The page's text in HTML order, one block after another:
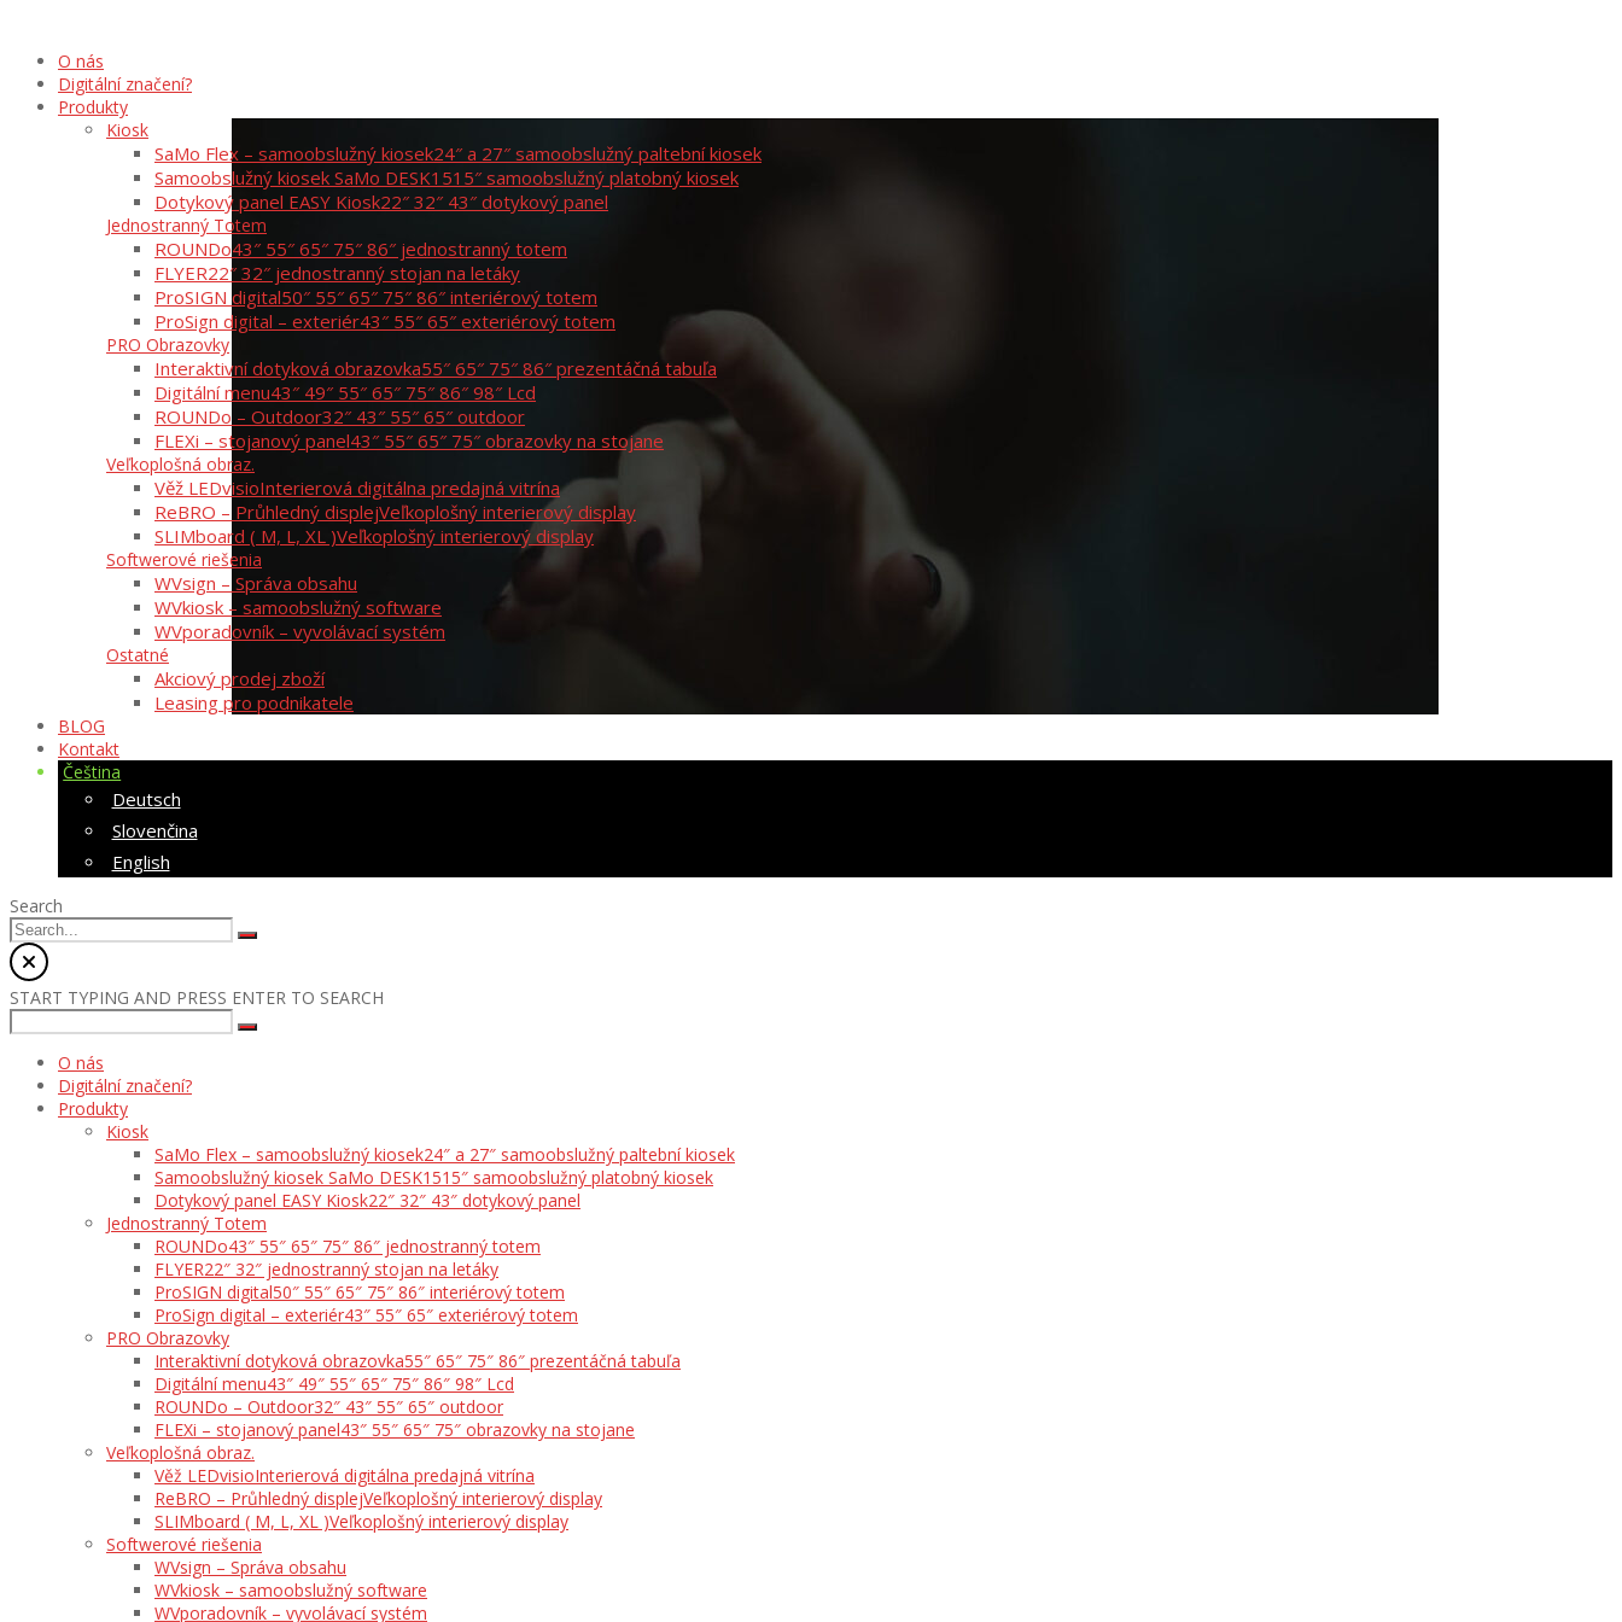
O nás
Digitální značení?
Produkty
Kiosk
SaMo Flex – samoobslužný kiosek24″ a 27″ samoobslužný paltební kiosek
Samoobslužný kiosek SaMo DESK1515″ samoobslužný platobný kiosek
Dotykový panel EASY Kiosk22″ 32″ 43″ dotykový panel
Jednostranný Totem
ROUNDo43″ 55″ 65″ 75″ 86″ jednostranný totem
FLYER22″ 32″ jednostranný stojan na letáky
ProSIGN digital50″ 55″ 65″ 75″ 86″ interiérový totem
ProSign digital – exteriér43″ 55″ 65″ exteriérový totem
PRO Obrazovky
Interaktivní dotyková obrazovka55″ 65″ 75″ 86″ prezentáčná tabuľa
Digitální menu43″ 49″ 55″ 65″ 75″ 86″ 98″ Lcd
ROUNDo – Outdoor32″ 43″ 55″ 65″ outdoor
FLEXi – stojanový panel43″ 55″ 65″ 75″ obrazovky na stojane
Veľkoplošná obraz.
Věž LEDvisioInterierová digitálna predajná vitrína
ReBRO – Průhledný displejVeľkoplošný interierový display
SLIMboard ( M, L, XL )Veľkoplošný interierový display
Softwerové riešenia
WVsign – Správa obsahu
WVkiosk – samoobslužný software
WVporadovník – vyvolávací systém
Ostatné
Akciový prodej zboží
Leasing pro podnikatele
BLOG
Kontakt
Čeština
Deutsch
Slovenčina
English
Search
START TYPING AND PRESS ENTER TO SEARCH
O nás
Digitální značení?
Produkty
Kiosk
SaMo Flex – samoobslužný kiosek24″ a 27″ samoobslužný paltební kiosek
Samoobslužný kiosek SaMo DESK1515″ samoobslužný platobný kiosek
Dotykový panel EASY Kiosk22″ 32″ 43″ dotykový panel
Jednostranný Totem
ROUNDo43″ 55″ 65″ 75″ 86″ jednostranný totem
FLYER22″ 32″ jednostranný stojan na letáky
ProSIGN digital50″ 55″ 65″ 75″ 86″ interiérový totem
ProSign digital – exteriér43″ 55″ 65″ exteriérový totem
PRO Obrazovky
Interaktivní dotyková obrazovka55″ 65″ 75″ 86″ prezentáčná tabuľa
Digitální menu43″ 49″ 55″ 65″ 75″ 86″ 98″ Lcd
ROUNDo – Outdoor32″ 43″ 55″ 65″ outdoor
FLEXi – stojanový panel43″ 55″ 65″ 75″ obrazovky na stojane
Veľkoplošná obraz.
Věž LEDvisioInterierová digitálna predajná vitrína
ReBRO – Průhledný displejVeľkoplošný interierový display
SLIMboard ( M, L, XL )Veľkoplošný interierový display
Softwerové riešenia
WVsign – Správa obsahu
WVkiosk – samoobslužný software
WVporadovník – vyvolávací systém